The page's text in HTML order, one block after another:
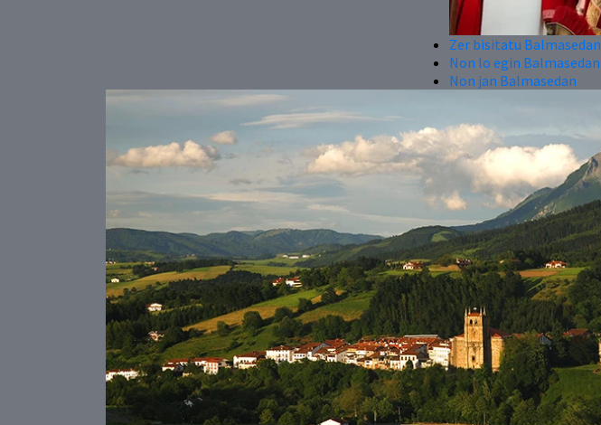
Zer bisitatu Balmasedan
Non lo egin Balmasedan
Non jan Balmasedan